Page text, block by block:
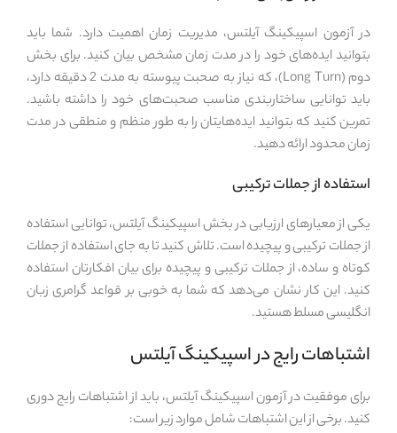
در آزمون اسپیکینگ آیلتس، مدیریت زمان اهمیت دارد. شما باید
بتوانید ایده‌های خود را در مدت زمان مشخص بیان کنید. برای بخش
دوم (Long Turn)، که نیاز به صحبت پیوسته به مدت 2 دقیقه دارد،
باید توانایی ساختاربندی مناسب صحبت‌های خود را داشته باشید.
تمرین کنید که بتوانید ایده‌هایتان را به طور منظم و منطقی در مدت
زمان محدود ارائه دهید.
استفاده از جملات ترکیبی
یکی از معیارهای ارزیابی در بخش اسپیکینگ آیلتس، توانایی استفاده
از جملات ترکیبی و پیچیده است. تلاش کنید تا به جای استفاده از جملات
کوتاه و ساده، از جملات ترکیبی و پیچیده برای بیان افکارتان استفاده
کنید. این کار نشان می‌دهد که شما به خوبی بر قواعد گرامری زبان
انگلیسی مسلط هستید.
اشتباهات رایج در اسپیکینگ آیلتس
برای موفقیت در آزمون اسپیکینگ آیلتس، باید از اشتباهات رایج دوری
کنید. برخی از این اشتباهات شامل موارد زیر است: